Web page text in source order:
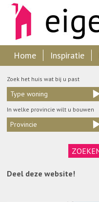
Home Inspiratie
Zoek het huis wat bij u past
Type woning
In welke provincie wilt u bouwen
Provincie
Deel deze website!